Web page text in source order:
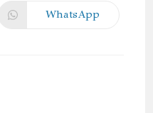
new
window
Opens
WhatsApp